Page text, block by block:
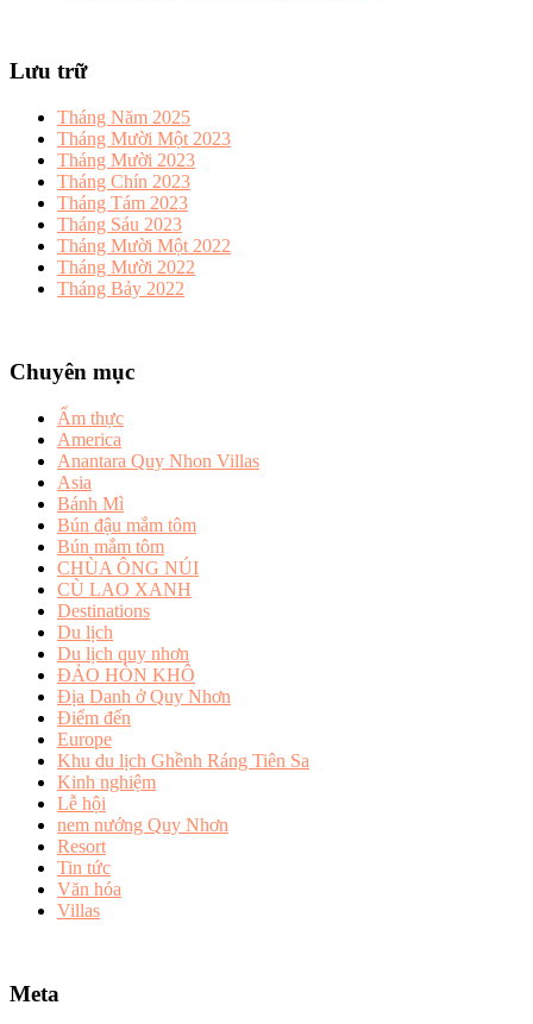
Lưu trữ
Tháng Năm 2025
Tháng Mười Một 2023
Tháng Mười 2023
Tháng Chín 2023
Tháng Tám 2023
Tháng Sáu 2023
Tháng Mười Một 2022
Tháng Mười 2022
Tháng Bảy 2022
Chuyên mục
Ẩm thực
America
Anantara Quy Nhon Villas
Asia
Bánh Mì
Bún đậu mắm tôm
Bún mắm tôm
CHÙA ÔNG NÚI
CÙ LAO XANH
Destinations
Du lịch
Du lịch quy nhơn
ĐẢO HÒN KHÔ
Địa Danh ở Quy Nhơn
Điểm đến
Europe
Khu du lịch Ghềnh Ráng Tiên Sa
Kinh nghiệm
Lễ hội
nem nướng Quy Nhơn
Resort
Tin tức
Văn hóa
Villas
Meta